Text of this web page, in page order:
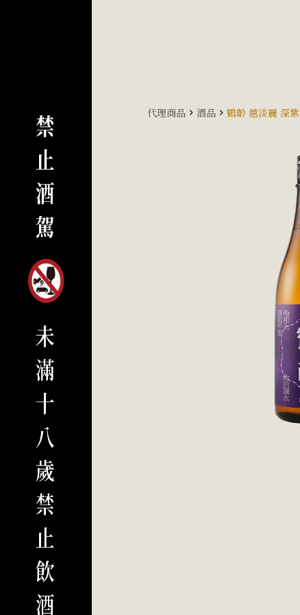
代理商品 酒品 鶴齡 越淡麗 深紫